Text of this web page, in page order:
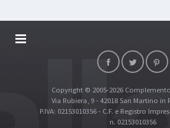
DALLARIVOLLEY SOSTIENE
TOP RICERCHECopyright © 2005-2026
Via Rubiera, 9 - 42018 San Martino in
P.IVA: 02153010356 - C.F. e Registro
n. 02153010356